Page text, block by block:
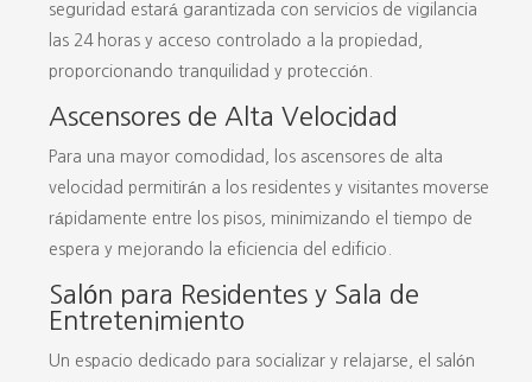
seguridad estará garantizada con servicios de vigilancia
las 24 horas y acceso controlado a la propiedad,
proporcionando tranquilidad y protección.
Ascensores de Alta Velocidad
Para una mayor comodidad, los ascensores de alta
velocidad permitirán a los residentes y visitantes moverse
rápidamente entre los pisos, minimizando el tiempo de
espera y mejorando la eficiencia del edificio.
Salón para Residentes y Sala de
Entretenimiento
Un espacio dedicado para socializar y relajarse, el salón